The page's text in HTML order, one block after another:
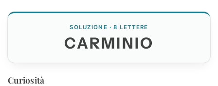
SOLUZIONE · 8 LETTERE
CARMINIO
Curiosità